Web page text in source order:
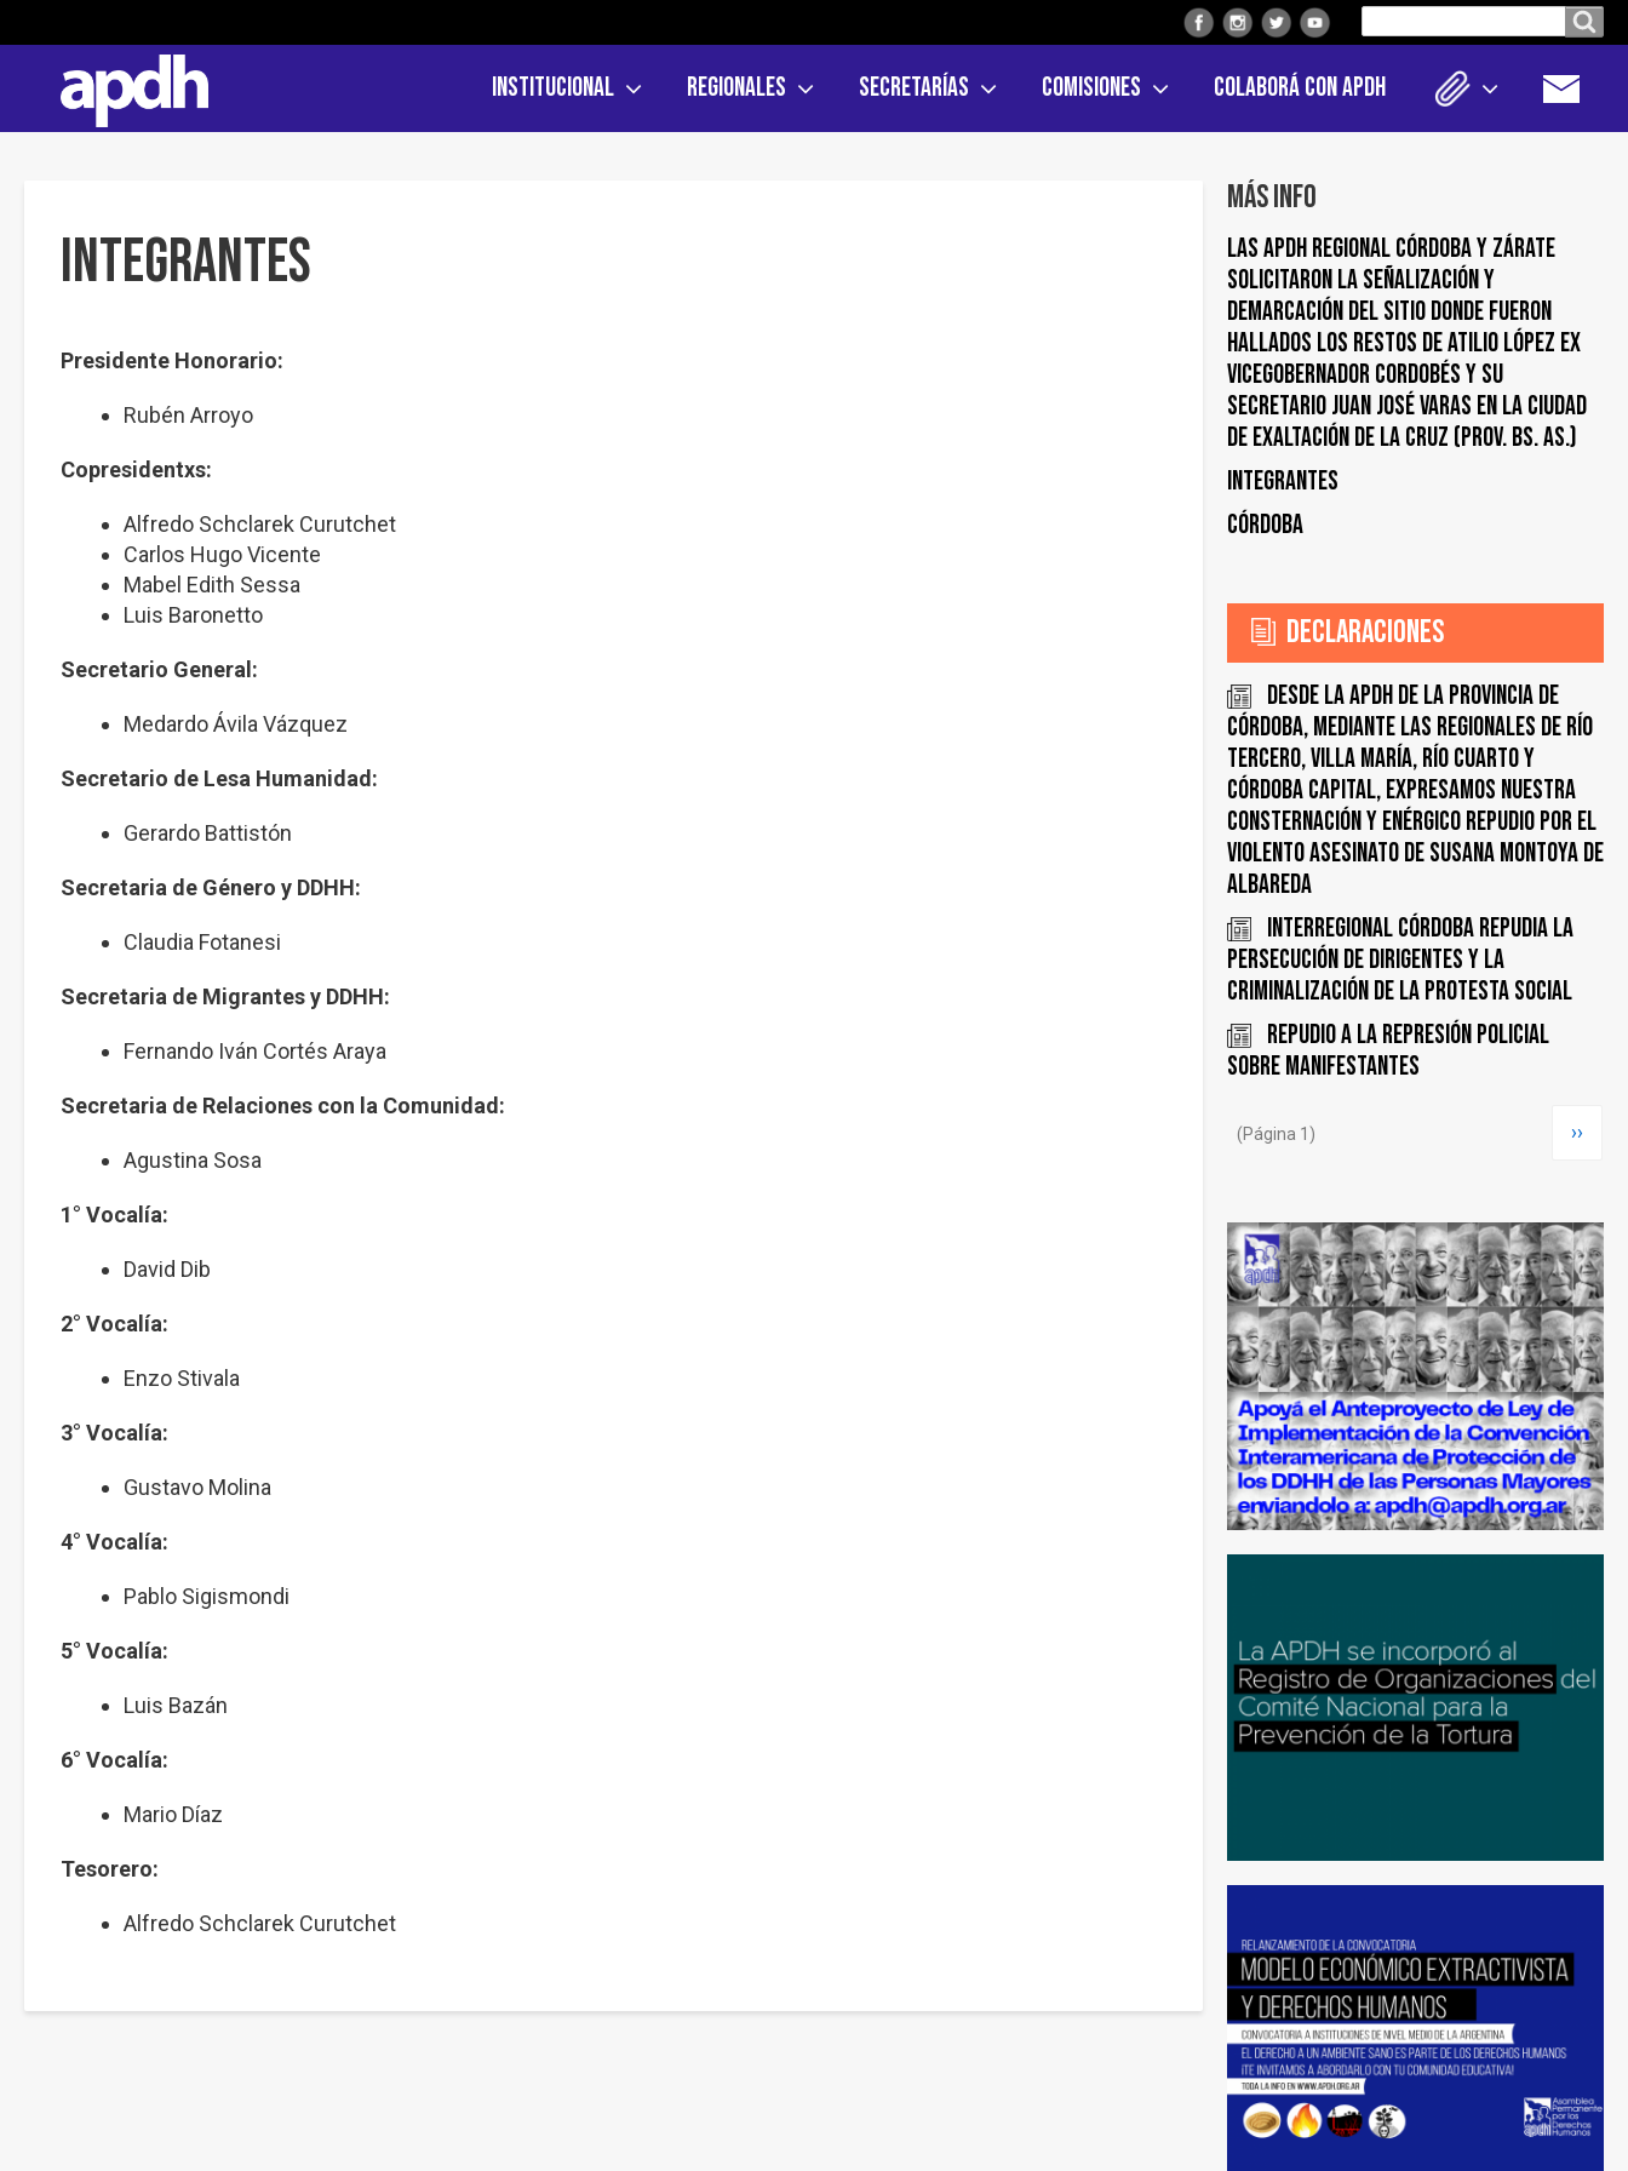
el
sitio
Institucional Regionales Secretarías Comisiones Colaborá con APDH
Integrantes
Presidente Honorario:
Rubén Arroyo
Copresidentxs:
Alfredo Schclarek Curutchet
Carlos Hugo Vicente
Mabel Edith Sessa
Luis Baronetto
Secretario General:
Medardo Ávila Vázquez
Secretario de Lesa Humanidad:
Gerardo Battistón
Secretaria de Género y DDHH:
Claudia Fotanesi
Secretaria de Migrantes y DDHH:
Fernando Iván Cortés Araya
Secretaria de Relaciones con la Comunidad:
Agustina Sosa
1° Vocalía:
David Dib
2° Vocalía:
Enzo Stivala
3° Vocalía:
Gustavo Molina
4° Vocalía:
Pablo Sigismondi
5° Vocalía:
Luis Bazán
6° Vocalía:
Mario Díaz
Tesorero:
Alfredo Schclarek Curutchet
Más info
LAS APDH REGIONAL CÓRDOBA Y ZÁRATE
SOLICITARON LA SEÑALIZACIÓN Y
DEMARCACIÓN DEL SITIO DONDE FUERON
HALLADOS LOS RESTOS DE ATILIO LÓPEZ EX
VICEGOBERNADOR CORDOBÉS Y SU
SECRETARIO JUAN JOSÉ VARAS EN LA CIUDAD
DE EXALTACIÓN DE LA CRUZ (PROV. BS. AS.)
Integrantes
Córdoba
Declaraciones
Desde la APDH de la Provincia de
Córdoba, mediante las regionales de Río
Tercero, Villa María, Río Cuarto y
Córdoba Capital, expresamos nuestra
consternación y enérgico repudio por el
violento asesinato de Susana Montoya de
Albareda
INTERREGIONAL CÓRDOBA REPUDIA LA
PERSECUCIÓN DE DIRIGENTES y LA
CRIMINALIZACIÓN DE LA PROTESTA SOCIAL
REPUDIO A LA REPRESIÓN POLICIAL
SOBRE MANIFESTANTES
(Página 1) ››